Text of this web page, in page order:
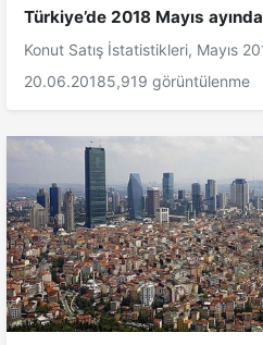
Türkiye’de 2018 Mayıs
Konut Satış İstatistikleri, Mayıs
20.06.20185,919 görüntülenme